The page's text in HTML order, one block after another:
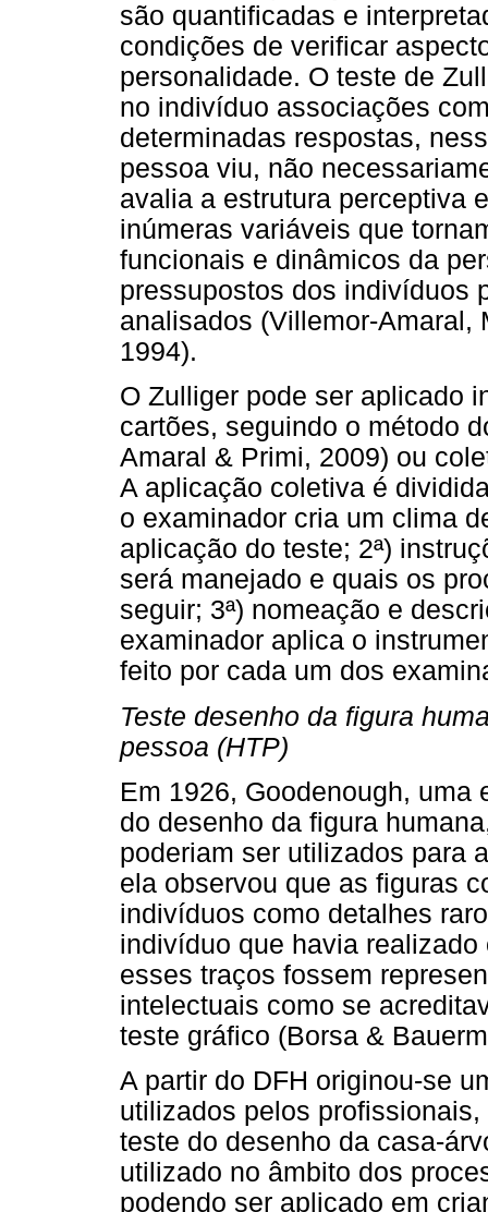
são quantificadas e
condições de verificar
personalidade. O teste de
no indivíduo associações
determinadas respostas,
pessoa viu, não
avalia a estrutura perceptiva
inúmeras variáveis que
funcionais e dinâmicos da
pressupostos dos indivíduos
analisados (Villemor-Amaral,
1994).
O Zulliger pode ser aplicado
cartões, seguindo o método
Amaral & Primi, 2009) ou
A aplicação coletiva é
o examinador cria um clima
aplicação do teste; 2ª)
será manejado e quais os
seguir; 3ª) nomeação e
examinador aplica o
feito por cada um dos
Teste desenho da figura
pessoa (HTP)
Em 1926, Goodenough,
do desenho da figura
poderiam ser utilizados para
ela observou que as figuras
indivíduos como detalhes
indivíduo que havia
esses traços fossem
intelectuais como se
teste gráfico (Borsa &
A partir do DFH originou-se
utilizados pelos
teste do desenho da casa-
utilizado no âmbito dos
podendo ser aplicado em